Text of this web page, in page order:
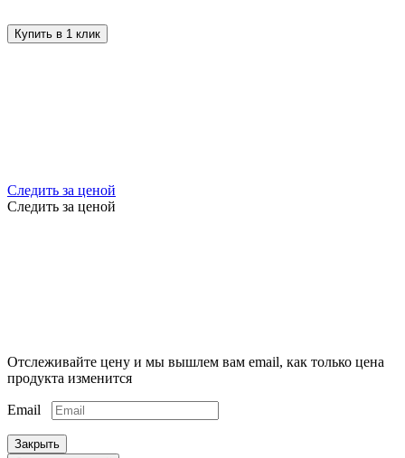
Купить в 1 клик
Следить за ценой
Следить за ценой
Отслеживайте цену и мы вышлем вам email, как только цена
продукта изменится
Email
Закрыть